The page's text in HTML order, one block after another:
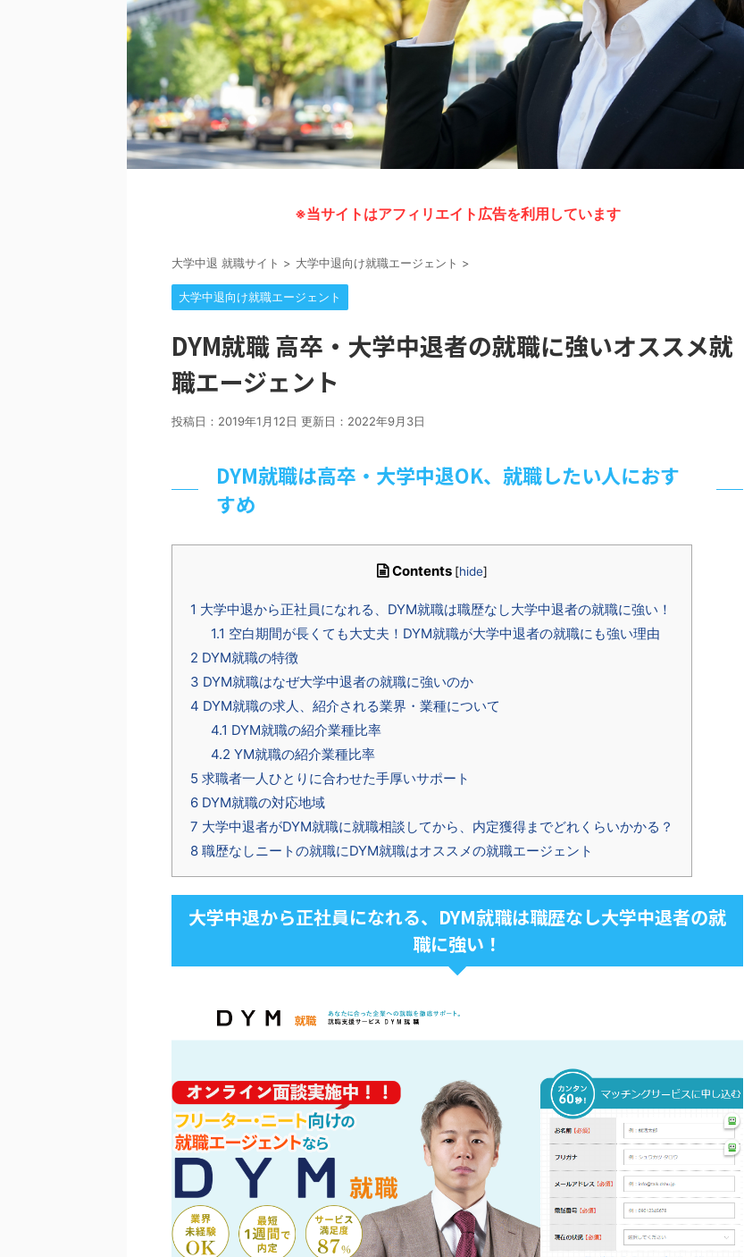
※当サイトはアフィリエイト広告を利用しています
大学中退 就職サイト > 大学中退向け就職エージェント >
大学中退向け就職エージェント
DYM就職 高卒・大学中退者の就職に強いオススメ就
職エージェント
投稿日：2019年1月12日 更新日： 2022年9月3日
DYM就職は高卒・大学中退OK、就職したい人におす
すめ
Contents [hide]
1 大学中退から正社員になれる、DYM就職は職歴なし大学中退者の就職に強い！
1.1 空白期間が長くても大丈夫！DYM就職が大学中退者の就職にも強い理由
2 DYM就職の特徴
3 DYM就職はなぜ大学中退者の就職に強いのか
4 DYM就職の求人、紹介される業界・業種について
4.1 DYM就職の紹介業種比率
4.2 YM就職の紹介業種比率
5 求職者一人ひとりに合わせた手厚いサポート
6 DYM就職の対応地域
7 大学中退者がDYM就職に就職相談してから、内定獲得までどれくらいかかる？
8 職歴なしニートの就職にDYM就職はオススメの就職エージェント
大学中退から正社員になれる、DYM就職は職歴なし大学中退者の就
職に強い！